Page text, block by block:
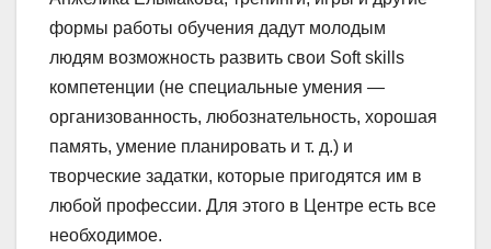
формы работы обучения дадут молодым
людям возможность развить свои Soft skills
компетенции (не специальные умения —
организованность, любознательность, хорошая
память, умение планировать и т. д.) и
творческие задатки, которые пригодятся им в
любой профессии. Для этого в Центре есть все
необходимое.